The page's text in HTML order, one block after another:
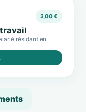
3,00 €
résidant en